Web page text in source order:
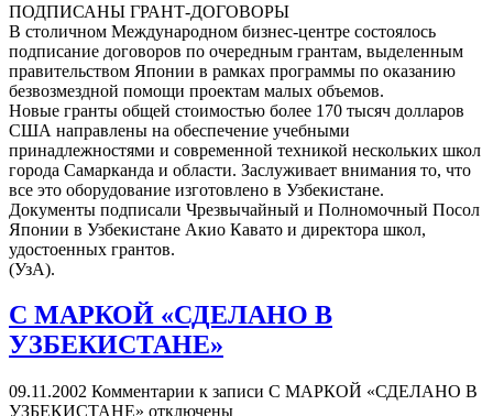
ПОДПИСАНЫ ГРАНТ-ДОГОВОРЫ
В столичном Международном бизнес-центре состоялось
подписание договоров по очередным грантам, выделенным
правительством Японии в рамках программы по оказанию
безвозмездной помощи проектам малых объемов.
Новые гранты общей стоимостью более 170 тысяч долларов
США направлены на обеспечение учебными
принадлежностями и современной техникой нескольких школ
города Самарканда и области. Заслуживает внимания то, что
все это оборудование изготовлено в Узбекистане.
Документы подписали Чрезвычайный и Полномочный Посол
Японии в Узбекистане Акио Кавато и директора школ,
удостоенных грантов.
(УзА).
С МАРКОЙ «СДЕЛАНО В
УЗБЕКИСТАНЕ»
09.11.2002 Комментарии к записи С МАРКОЙ «СДЕЛАНО В
УЗБЕКИСТАНЕ» отключены